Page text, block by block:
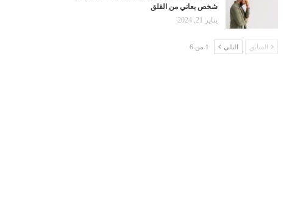
شخص يعاني من القلق
يناير 21, 2024
السابق التالي 1 من 6